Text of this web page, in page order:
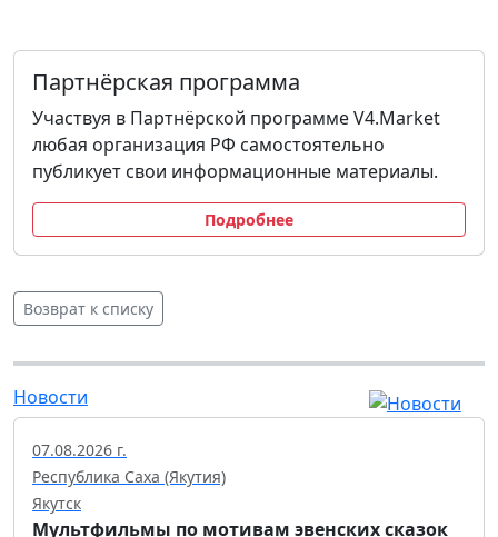
Партнёрская программа
Участвуя в Партнёрской программе V4.Market
любая организация РФ самостоятельно
публикует свои информационные материалы.
Подробнее
Возврат к списку
Новости
07.08.2026 г.
Республика Саха (Якутия)
Якутск
Мультфильмы по мотивам эвенских сказок